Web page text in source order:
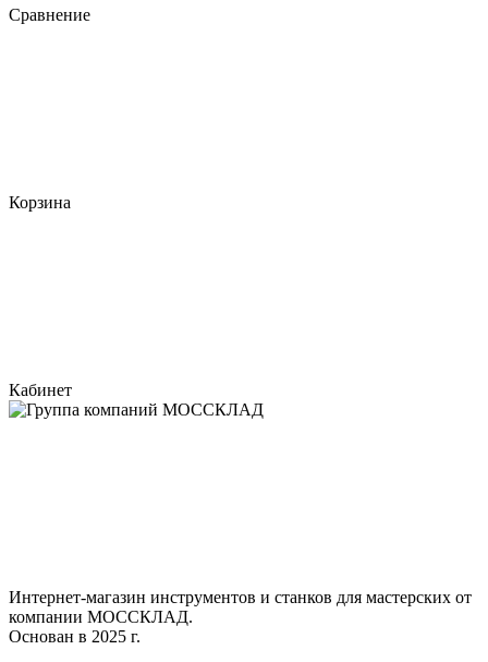
Сравнение
Корзина
Кабинет
Интернет-магазин инструментов и станков для мастерских от
компании МОССКЛАД.
Основан в 2025 г.